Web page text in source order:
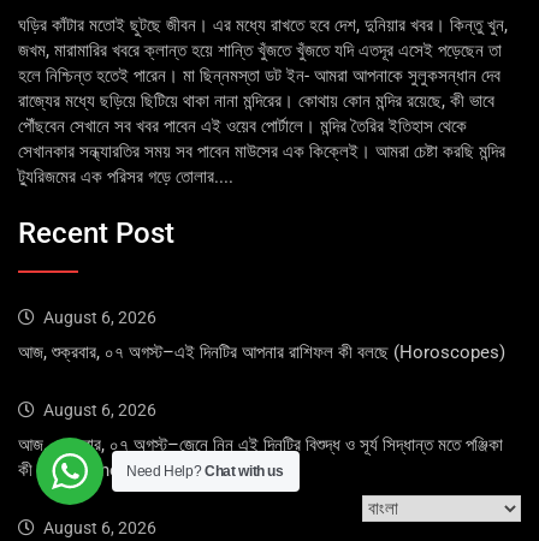
ঘড়ির কাঁটার মতোই ছুটছে জীবন। এর মধ্যে রাখতে হবে দেশ, দুনিয়ার খবর। কিন্তু খুন,
জখম, মারামারির খবরে ক্লান্ত হয়ে শান্তি খুঁজতে খুঁজতে যদি এতদূর এসেই পড়েছেন তা
হলে নিশ্চিন্ত হতেই পারেন। মা ছিন্নমস্তা ডট ইন- আমরা আপনাকে সুলুকসন্ধান দেব
রাজ্যের মধ্যে ছড়িয়ে ছিটিয়ে থাকা নানা মন্দিরের। কোথায় কোন মন্দির রয়েছে, কী ভাবে
পৌঁছবেন সেখানে সব খবর পাবেন এই ওয়েব পোর্টালে। মন্দির তৈরির ইতিহাস থেকে
সেখানকার সন্ধ্যারতির সময় সব পাবেন মাউসের এক কিক্লেই। আমরা চেষ্টা করছি মন্দির
ট্যুরিজমের এক পরিসর গড়ে তোলার....
Recent Post
August 6, 2026
আজ, শুক্রবার, ০৭ অগস্ট–এই দিনটির আপনার রাশিফল কী বলছে (Horoscopes)
August 6, 2026
আজ, শুক্রবার, ০৭ অগস্ট–জেনে নিন এই দিনটির বিশুদ্ধ ও সূর্য সিদ্ধান্ত মতে পঞ্জিকা
কী বলছে (Panchang)
August 6, 2026
Need Help?Chat with us